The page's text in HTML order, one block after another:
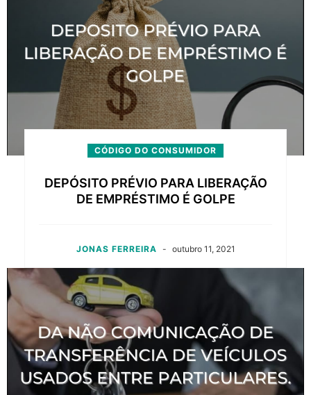
CÓDIGO DO CONSUMIDOR
DEPÓSITO PRÉVIO PARA LIBERAÇÃO
DE EMPRÉSTIMO É GOLPE
JONAS FERREIRA - outubro 11, 2021